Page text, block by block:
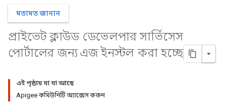
মতামত জানান
প্রাইভেট ক্লাউড ডেভেলপার সার্ভিসেস
পোর্টালের জন্য এজ ইনস্টল করা হচ্ছে
এই পৃষ্ঠায় যা যা আছে
Apigee কমিউনিটি অ্যাক্সেস করুন